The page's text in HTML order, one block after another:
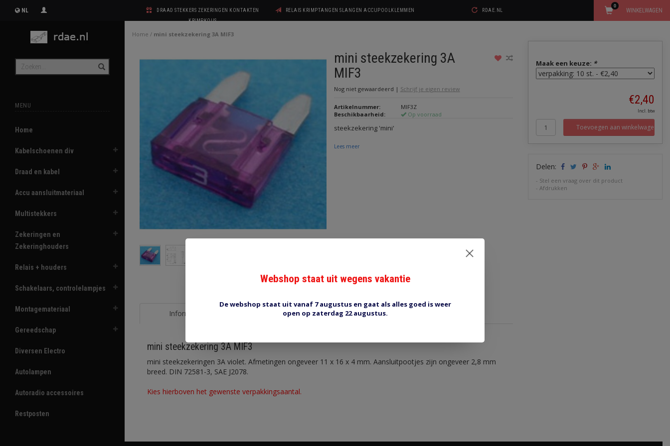
NL
DRAAD STEKKERS ZEKERINGEN KONTAKTEN
KRIMPKOUS
RELAIS KRIMPTANGEN SLANGEN ACCUPOOLKLEMMEN RDAE.NL WINKELWAGEN
0
MENU
Home
Kabelschoenen div
Draad en kabel
Accu aansluitmateriaal
Multistekkers
Zekeringen en
Zekeringhouders
Relais + houders
Schakelaars, controlelampjes
Montagemateriaal
Gereedschap
Diversen Electro
Autolampen
Autoradio accessoires
Restposten
Home / mini steekzekering 3A MIF3
mini steekzekering 3A
MIF3
Nog niet gewaardeerd | Schrijf je eigen review
Artikelnummer:
MIF3Z
Beschikbaarheid:
Op voorraad
steekzekering 'mini'
Lees meer
Informatie Reviews (0) Tags (0)
mini steekzekering 3A MIF3
mini steekzekeringen 3A violet. Afmetingen ongeveer 11 x 16 x 4 mm. Aansluitpootjes zijn ongeveer 2,8 mm
breed. DIN 72581-3, SAE J2078.
Kies hierboven het gewenste verpakkingsaantal.
Maak een keuze: *
€2,40
Incl. btw
Toevoegen aan winkelwagen
Delen:
- Stel een vraag over dit product
-Afdrukken
Webshop staat uit wegens vakantie
De webshop staat uit vanaf 7 augustus en gaat als alles goed is weer
open op zaterdag 22 augustus.